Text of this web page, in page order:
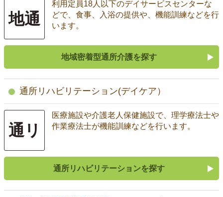
地通
利用定員18人以下のデイサービスセンターな
どで、食事、入浴の提供や、機能訓練などを行
います。
地域密着型通所介護を探す
通所リハビリテーション(デイケア）
通リ
医療施設や介護老人保健施設で、理学療法士や
作業療法士が機能訓練などを行います。
通所リハビリテーションを探す